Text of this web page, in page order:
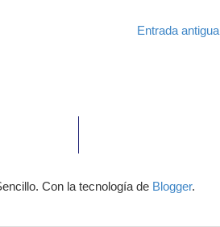
Entrada antigua
Con la tecnología de Blogger.